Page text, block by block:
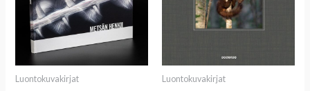
Luontokuvakirjat Luontokuvakirjat